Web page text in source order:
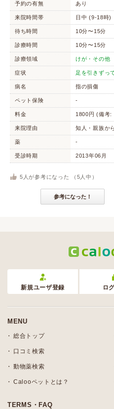
予約の有無 あり
来院時間帯 日中 (9-18時)
待ち時間 10分〜15分
診療時間 10分〜15分
診療領域 けが・その他
症状 足を引きずっ
病名 指の損傷
ペット保険 -
料金 1800円 (備考:
来院理由 知人・親族か
薬 -
受診時期 2013年06月
5 人が参考になった （ 5 人中）
参考になった！
新規ユーザ登録 ロ
MENU
総合トップ
口コミ検索
動物薬検索
Calooペットとは？
TERMS・FAQ